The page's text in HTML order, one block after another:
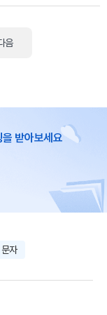
음
받아보세요
문자